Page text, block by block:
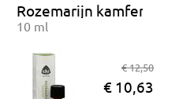
Rozemarijn kamfer BIO
10 ml
€ 12,50
€ 10,63